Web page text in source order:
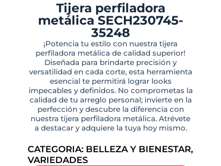
Tijera perfiladora
metálica SECH230745-
35248
¡Potencia tu estilo con nuestra tijera
perfiladora metálica de calidad superior!
Diseñada para brindarte precisión y
versatilidad en cada corte, esta herramienta
esencial te permitirá lograr looks
impecables y definidos. No comprometas la
calidad de tu arreglo personal; invierte en la
perfección y descubre la diferencia con
nuestra tijera perfiladora metálica. Atrévete
a destacar y adquiere la tuya hoy mismo.
CATEGORIA: BELLEZA Y BIENESTAR,
VARIEDADES